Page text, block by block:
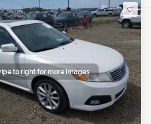
to right for more images